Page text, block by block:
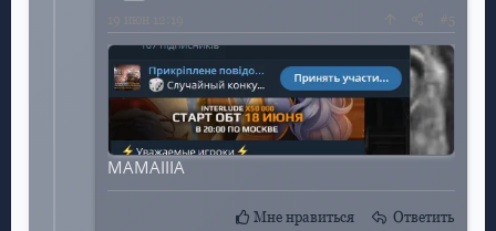
MAMAIIIA
Мне нравиться Ответить